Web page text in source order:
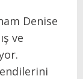
Denise
ve